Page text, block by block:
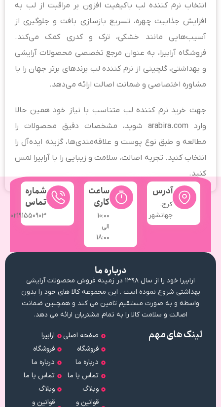
انتخاب نرم کننده لب باکیفیت افزون بر مراقبت از لب به
افزایش جذابیت چهره، تسریع بازسازی بافت و جلوگیری از
آسیب‌هایی مانند خشکی، ترک و کدری کمک می‌کند.
فروشگاه آرابیرا، به عنوان مرجع تخصصی محصولات آرایشی
و بهداشتی، گلچینی از نرم کننده لب برندهای برتر جهان را با
مشاوره اختصاصی و ضمانت اصالت ارائه می‌دهد.
جهت خرید نرم کننده لب متناسب با نیاز خود همین حالا
وارد arabira.com شوید، مشخصات دقیق محصولات را
مطالعه و طبق نوع پوست و علاقه‌مندی‌ها، گزینه ایده‌آل را
انتخاب کنید. تجربه اصالت، سلامت و زیبایی را با آرابیرا لمس
کنید.
آدرس
کرج،
جهانشهر
ساعت
کاری
10:۰۰
الی
18:۰۰
شماره
تماس
02191550903
لینک های مهم
صفحه اصلی
فروشگاه
درباره ما
تماس با ما
وبلاگ
قوانین و
ارابیرا
فروشگاه
درباره ما
تماس با ما
وبلاگ
قوانین و
درباره ما
ارابیرا خود را از سال ۱۳۹۸ در زمینه فروش محصولات آرایشی
بهداشتی شروع نموده است . این مجموعه کالا های خود را بدون
واسطه و به صورت مستقیم تامین می کند و همچنین ضمانت
اصالت و سلامت کالا را به تمام مشتریان ارائه می دهد.